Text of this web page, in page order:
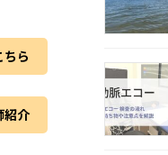
ちら
紹介